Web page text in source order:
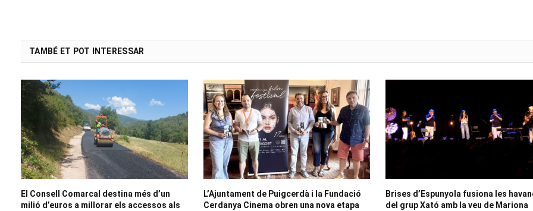
TAMBÉ ET POT INTERESSAR
El Consell Comarcal destina més d’un
milió d’euros a millorar els accessos als
L’Ajuntament de Puigcerdà i la Fundació
Cerdanya Cinema obren una nova etapa
Brises d’Espunyola fusiona les
del grup Xató amb la veu de Mariona